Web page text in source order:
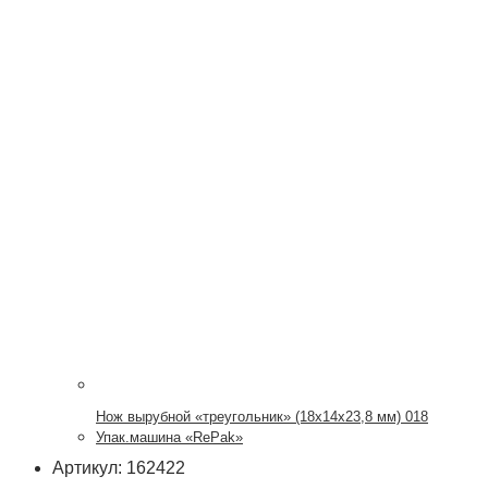
Нож вырубной «треугольник» (18х14х23,8 мм) 018
Упак.машина «RePak»
Артикул: 162422